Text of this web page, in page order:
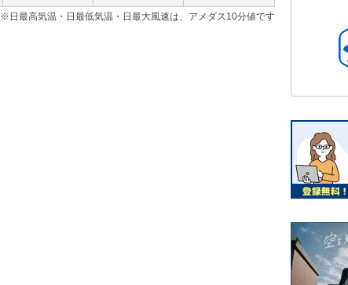
※日最高気温・日最低気温・日最大風速は、アメダス10分値です